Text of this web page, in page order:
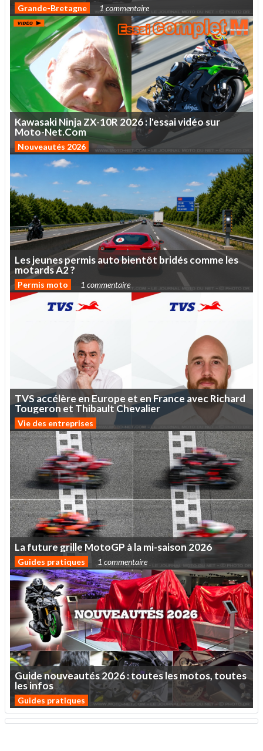
Grande-Bretagne 1 commentaire
KawasakiNinjaZX-10R2026:l'essaividéosur
Moto-Net.Com
Nouveautés 2026
Lesjeunespermisautobientôt bridéscommeles
motardsA2?
Permis moto 1 commentaire
TVSaccélère enEurope et enFrance avecRichard
Tougeron et Thibault Chevalier
Vie des entreprises
Lafuturegrille MotoGP àlami-saison 2026
Guides pratiques 1 commentaire
Guidenouveautés2026:touteslesmotos,toutes
lesinfos
Guides pratiques